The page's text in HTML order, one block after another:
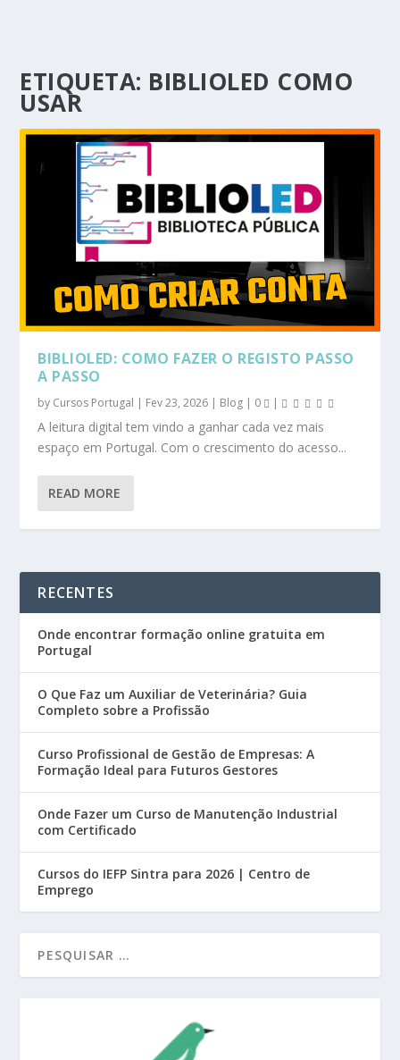
ETIQUETA: BIBLIOLED COMO
USAR
BIBLIOLED: COMO FAZER O REGISTO PASSO
A PASSO
by Cursos Portugal | Fev 23, 2026 | Blog | 0 |
A leitura digital tem vindo a ganhar cada vez mais
espaço em Portugal. Com o crescimento do acesso...
READ MORE
RECENTES
Onde encontrar formação online gratuita em
Portugal
O Que Faz um Auxiliar de Veterinária? Guia
Completo sobre a Profissão
Curso Profissional de Gestão de Empresas: A
Formação Ideal para Futuros Gestores
Onde Fazer um Curso de Manutenção Industrial
com Certificado
Cursos do IEFP Sintra para 2026 | Centro de
Emprego